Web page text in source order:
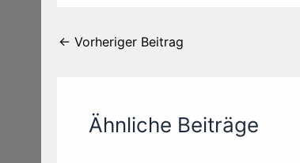
← Vorheriger Beitrag
Ähnliche Beiträge